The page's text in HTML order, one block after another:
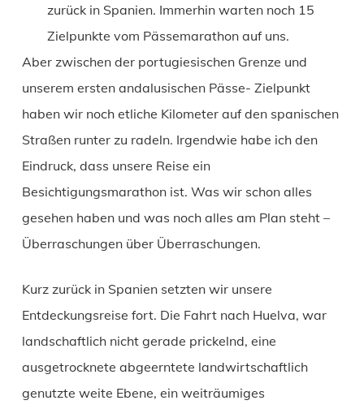
zurück in Spanien. Immerhin warten noch 15
Zielpunkte vom Pässemarathon auf uns.
Aber zwischen der portugiesischen Grenze und
unserem ersten andalusischen Pässe- Zielpunkt
haben wir noch etliche Kilometer auf den spanischen
Straßen runter zu radeln. Irgendwie habe ich den
Eindruck, dass unsere Reise ein
Besichtigungsmarathon ist. Was wir schon alles
gesehen haben und was noch alles am Plan steht –
Überraschungen über Überraschungen.
Kurz zurück in Spanien setzten wir unsere
Entdeckungsreise fort. Die Fahrt nach Huelva, war
landschaftlich nicht gerade prickelnd, eine
ausgetrocknete abgeerntete landwirtschaftlich
genutzte weite Ebene, ein weiträumiges